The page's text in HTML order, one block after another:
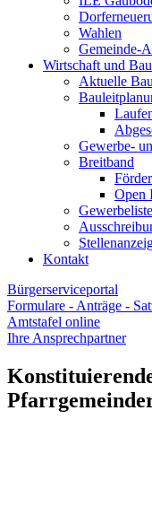
Wahlen
Gemeinde-
Wirtschaft und
Aktuelle
Gewerbe-
Breitband
Open
Kontakt
Bürgerserviceportal
Formulare - Anträge -
Amtstafel online
Ihre Ansprechpartner